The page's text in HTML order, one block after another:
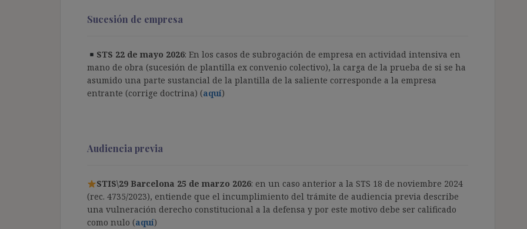
Sucesión de empresa
STS 22 de mayo 2026: En los casos de subrogación de empresa en actividad intensiva en
mano de obra (sucesión de plantilla ex convenio colectivo), la carga de la prueba de si se ha
asumido una parte sustancial de la plantilla de la saliente corresponde a la empresa
entrante (corrige doctrina) (aquí)
Audiencia previa
STIS\29 Barcelona 25 de marzo 2026: en un caso anterior a la STS 18 de noviembre 2024
(rec. 4735/2023), entiende que el incumplimiento del trámite de audiencia previa describe
una vulneración derecho constitucional a la defensa y por este motivo debe ser calificado
como nulo (aquí)